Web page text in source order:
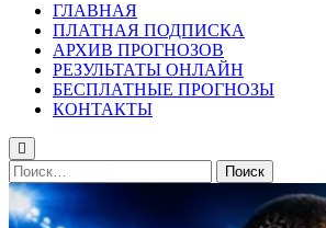
ГЛАВНАЯ
ПЛАТНАЯ ПОДПИСКА
АРХИВ ПРОГНОЗОВ
РЕЗУЛЬТАТЫ ОНЛАЙН
БЕСПЛАТНЫЕ ПРОГНОЗЫ
КОНТАКТЫ
Найти: